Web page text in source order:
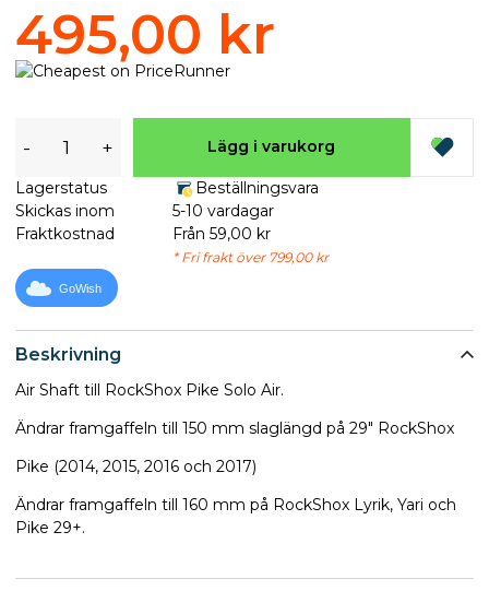
Beskrivning
Air Shaft till RockShox Pike Solo Air.
Ändrar framgaffeln till 150 mm slaglängd på 29" RockShox
Pike (2014, 2015, 2016 och 2017)
Ändrar framgaffeln till 160 mm på RockShox Lyrik, Yari och
Pike 29+.
495,00 kr
- + Lägg i varukorg
Lagerstatus
Beställningsvara
Skickas inom
5-10 vardagar
Fraktkostnad
Från 59,00 kr
* Fri frakt över 799,00 kr
GoWish